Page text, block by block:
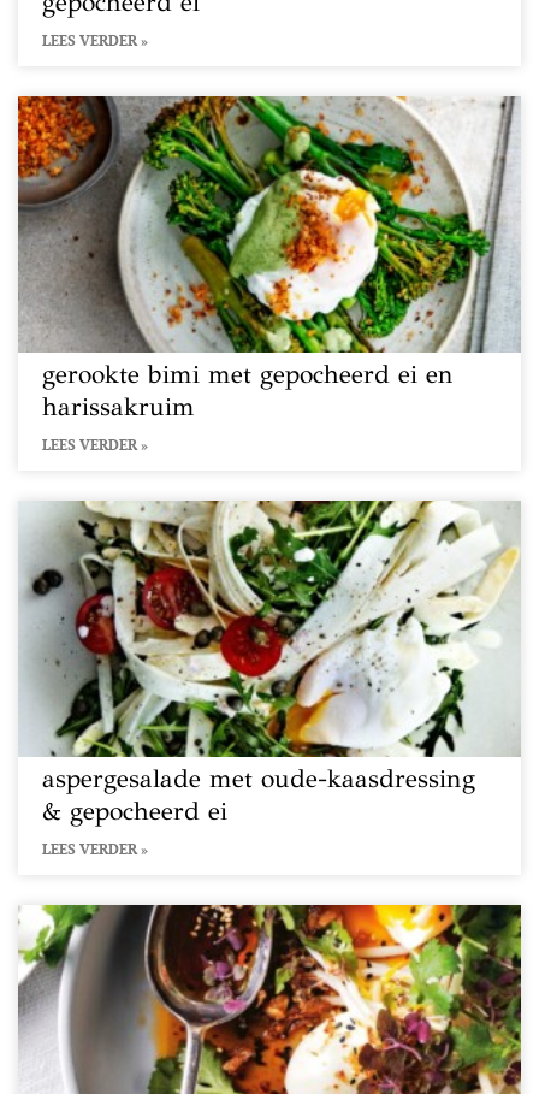
LEES VERDER »
gerookte bimi met gepocheerd ei en
harissakruim
LEES VERDER »
aspergesalade met oude-kaasdressing
& gepocheerd ei
LEES VERDER »